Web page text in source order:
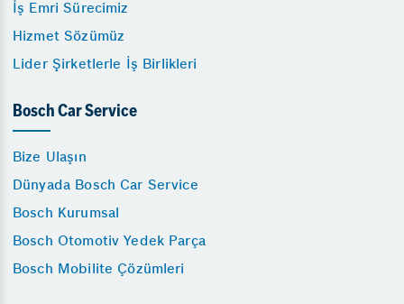
İş Emri Sürecimiz
Hizmet Sözümüz
Lider Şirketlerle İş Birlikleri
Bosch Car Service
Bize Ulaşın
Dünyada Bosch Car Service
Bosch Kurumsal
Bosch Otomotiv Yedek Parça
Bosch Mobilite Çözümleri